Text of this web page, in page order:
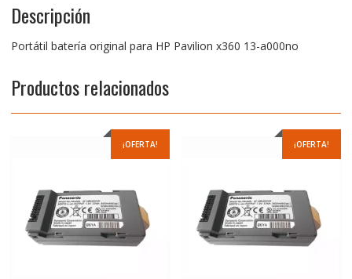
Descripción
Portátil batería original para HP Pavilion x360 13-a000no
Productos relacionados
¡OFERTA! ¡OFERTA!